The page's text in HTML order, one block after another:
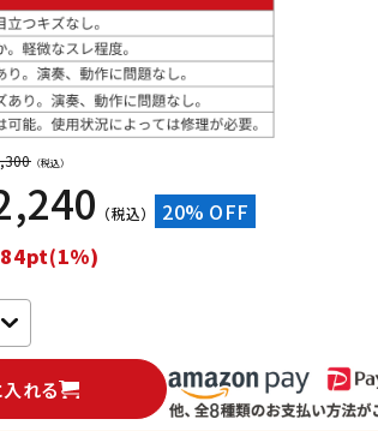
配信/ライブ
機器
（税込）
（税込） 20% OFF
れる